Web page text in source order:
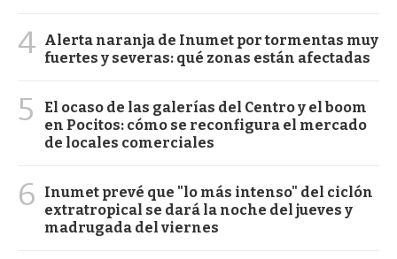
4 Alerta naranja de Inumet por tormentas muy
fuertes y severas: qué zonas están afectadas
5
El ocaso de las galerías del Centro y el boom
en Pocitos: cómo se reconfigura el mercado
de locales comerciales
6
Inumet prevé que "lo más intenso" del ciclón
extratropical se dará la noche del jueves y
madrugada del viernes